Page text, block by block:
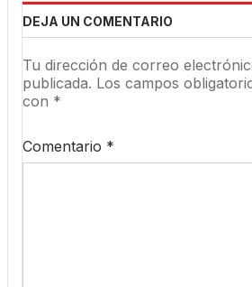
DEJA UN COMENTARIO
Tu dirección de correo
publicada. Los campos
con *
Comentario *